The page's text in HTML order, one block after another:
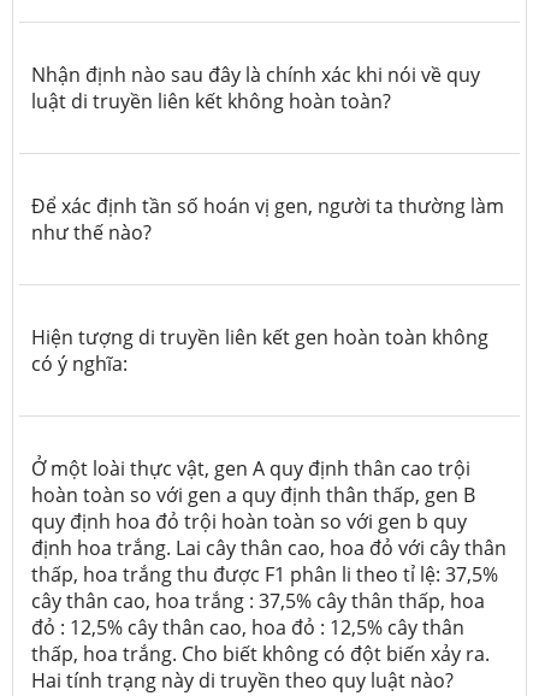
Nhận định nào sau đây là chính xác khi nói về quy
luật di truyền liên kết không hoàn toàn?
Để xác định tần số hoán vị gen, người ta thường làm
như thế nào?
Hiện tượng di truyền liên kết gen hoàn toàn không
có ý nghĩa:
Ở một loài thực vật, gen A quy định thân cao trội
hoàn toàn so với gen a quy định thân thấp, gen B
quy định hoa đỏ trội hoàn toàn so với gen b quy
định hoa trắng. Lai cây thân cao, hoa đỏ với cây thân
thấp, hoa trắng thu được F1 phân li theo tỉ lệ: 37,5%
cây thân cao, hoa trắng : 37,5% cây thân thấp, hoa
đỏ : 12,5% cây thân cao, hoa đỏ : 12,5% cây thân
thấp, hoa trắng. Cho biết không có đột biến xảy ra.
Hai tính trạng này di truyền theo quy luật nào?